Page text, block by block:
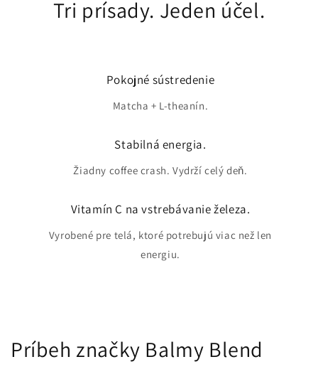
Tri prísady. Jeden účel.
Pokojné sústredenie
Matcha + L-theanín.
Stabilná energia.
Žiadny coffee crash. Vydrží celý deň.
Vitamín C na vstrebávanie železa.
Vyrobené pre telá, ktoré potrebujú viac než len
energiu.
Príbeh značky Balmy Blend